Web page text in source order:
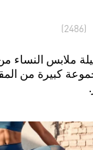
ملابس النساء
كبيرة من